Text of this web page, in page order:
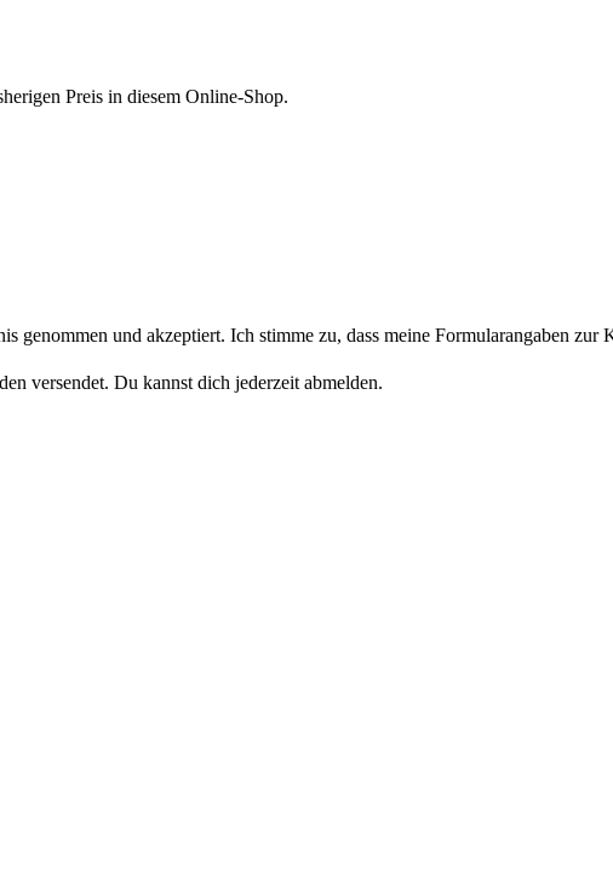
Preis in diesem Online-Shop.
genommen und akzeptiert. Ich stimme zu, dass meine Formularangaben
versendet. Du kannst dich jederzeit abmelden.